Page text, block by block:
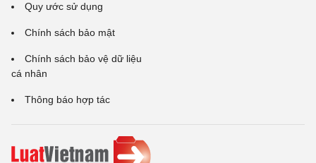
Quy ước sử dụng
Chính sách bảo mật
Chính sách bảo vệ dữ liệu
cá nhân
Thông báo hợp tác